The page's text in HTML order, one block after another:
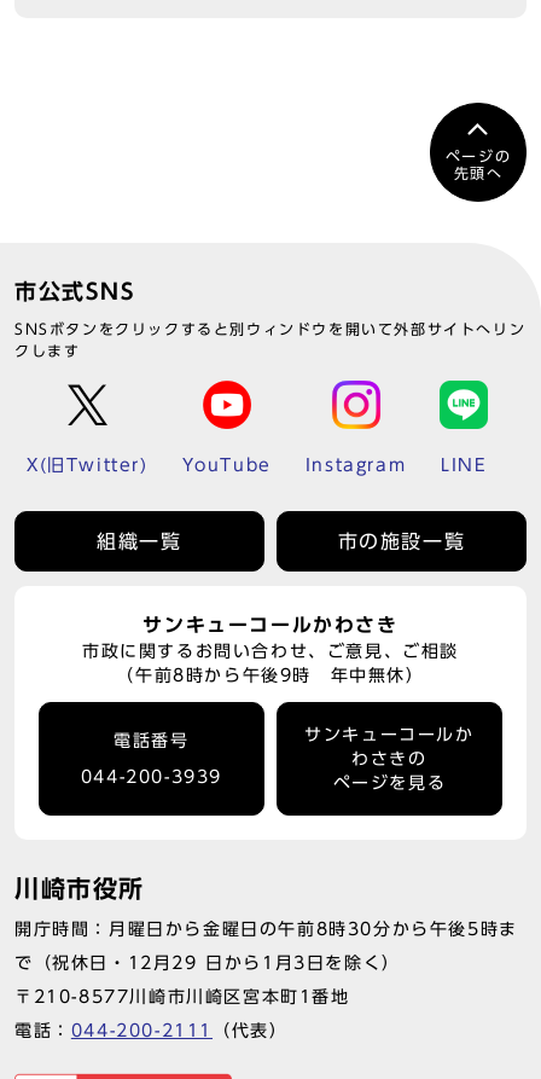
ページの
先頭へ
市公式SNS
SNSボタンをクリックすると別ウィンドウを開いて外部サイトへリン
クします
X(旧Twitter) YouTube Instagram LINE
組織一覧 市の施設一覧
サンキューコールかわさき
市政に関するお問い合わせ、ご意見、ご相談
（午前8時から午後9時 年中無休）
電話番号
044-200-3939
サンキューコールか
わさきの
ページを見る
川崎市役所
開庁時間：月曜日から金曜日の午前8時30分から午後5時ま
で（祝休日・12月29 日から1月3日を除く）
〒210-8577川崎市川崎区宮本町1番地
電話： 044-200-2111 （代表）